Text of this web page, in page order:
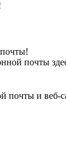
почты
почты и веб-